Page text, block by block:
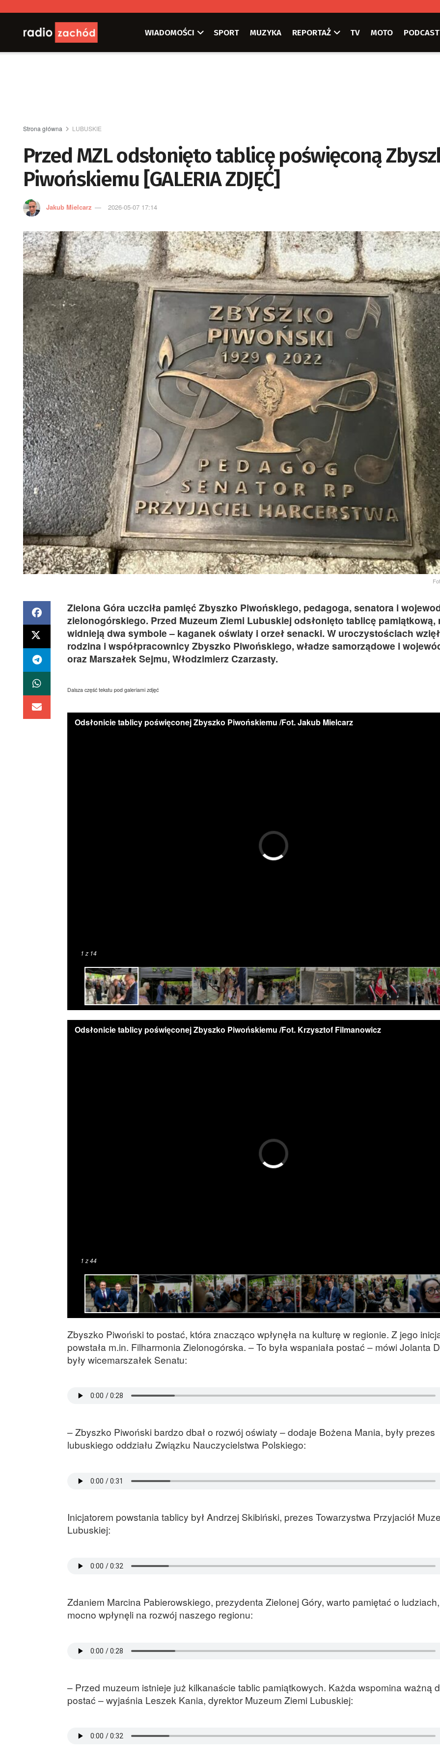
WIADOMOŚCI SPORT MUZYKA REPORTAŻ TV MOTO
Strona główna LUBUSKIE
Przed MZL odsłonięto tablicę poświęconą
Piwońskiemu [GALERIA ZDJĘĆ]
Jakub Mielcarz 2026-05-07 17:14
Zielona Góra uczciła pamięć Zbyszko Piwońskiego, pedagoga, senatora i
zielonogórskiego. Przed Muzeum Ziemi Lubuskiej odsłonięto tablicę pamiątkową,
widnieją dwa symbole – kaganek oświaty i orzeł senacki. W uroczystościach
rodzina i współpracownicy Zbyszko Piwońskiego, władze samorządowe i
oraz Marszałek Sejmu, Włodzimierz Czarzasty.
Dalsza część tekstu pod galeriami zdjęć
Odsłonicie tablicy poświęconej Zbyszko Piwońskiemu /Fot. Jakub Mielcarz
1 z 14
Odsłonicie tablicy poświęconej Zbyszko Piwońskiemu /Fot. Krzysztof Filmanowicz
1 z 44
Zbyszko Piwoński to postać, która znacząco wpłynęła na kulturę w regionie. Z jego
powstała m.in. Filharmonia Zielonogórska. – To była wspaniała postać – mówi Jolanta
były wicemarszałek Senatu:
– Zbyszko Piwoński bardzo dbał o rozwój oświaty – dodaje Bożena Mania, były prezes
lubuskiego oddziału Związku Nauczycielstwa Polskiego:
Inicjatorem powstania tablicy był Andrzej Skibiński, prezes Towarzystwa Przyjaciół
Lubuskiej:
Zdaniem Marcina Pabierowskiego, prezydenta Zielonej Góry, warto pamiętać o
mocno wpłynęli na rozwój naszego regionu:
– Przed muzeum istnieje już kilkanaście tablic pamiątkowych. Każda wspomina ważną
postać – wyjaśnia Leszek Kania, dyrektor Muzeum Ziemi Lubuskiej: